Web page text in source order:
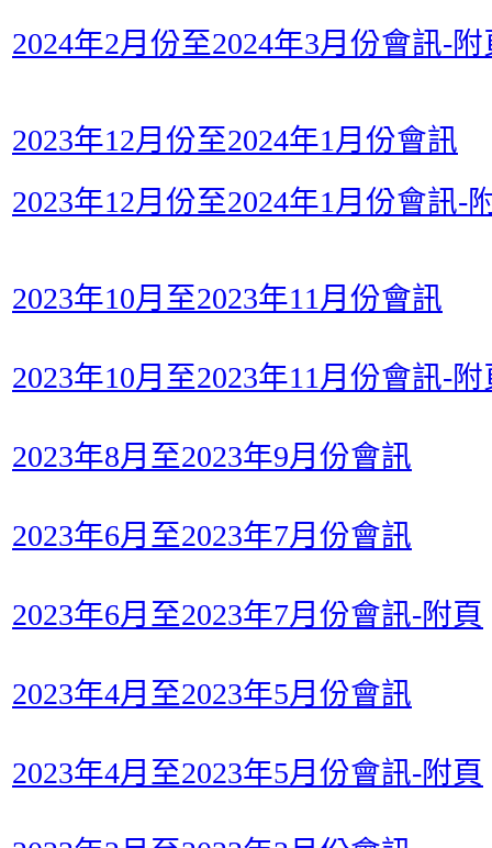
2024年2月份至2024年3月份會訊-附
2023年12月份至2024年1月份會訊
2023年12月份至2024年1月份會訊-
2023年10月至2023年11月份會訊
2023年10月至2023年11月份會訊-附
2023年8月至2023年9月份會訊
2023年6月至2023年7月份會訊
2023年6月至2023年7月份會訊-附頁
2023年4月至2023年5月份會訊
2023年4月至2023年5月份會訊-附頁